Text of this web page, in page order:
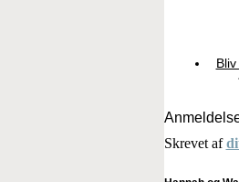
Skrevet af